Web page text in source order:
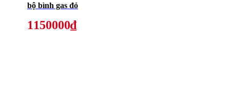
bộ bình gas đỏ
1150000₫